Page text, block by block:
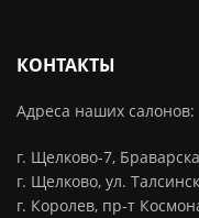
КОНТАКТЫ
Адреса наших салонов:
г. Щелково-7,
г. Щелково, ул.
г. Королев, пр-т